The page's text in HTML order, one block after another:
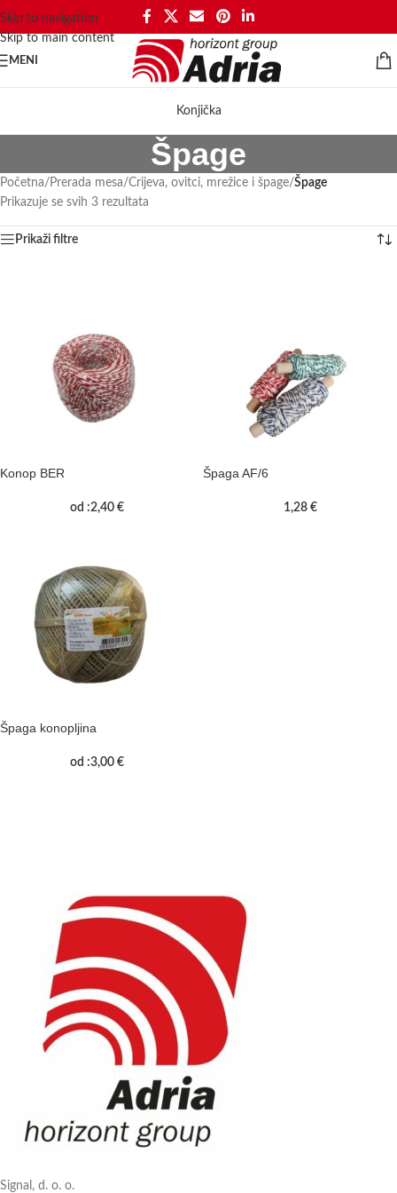
Skip to navigation
Skip to main content
MENI
Konjička
Špage
Početna/ Prerada mesa/Crijeva, ovitci, mrežice i špage/Špage
Prikazuje se svih 3 rezultata
Prikaži filtre
Konop BER
od :2,40 €
Špaga AF/6
1,28 €
Špaga konopljina
od :3,00 €
Signal, d. o. o.